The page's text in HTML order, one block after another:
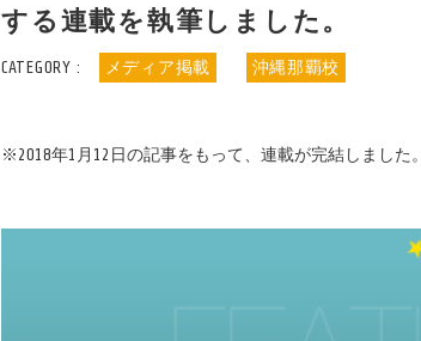
する連載を執筆しました。
CATEGORY : メディア掲載 沖縄那覇校
※2018年1月12日の記事をもって、連載が完結しました。